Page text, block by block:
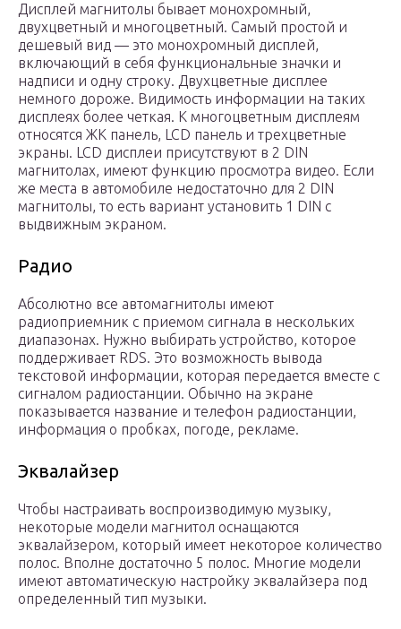
Дисплей магнитолы бывает монохромный,
двухцветный и многоцветный. Самый простой и
дешевый вид — это монохромный дисплей,
включающий в себя функциональные значки и
надписи и одну строку. Двухцветные дисплее
немного дороже. Видимость информации на таких
дисплеях более четкая. К многоцветным дисплеям
относятся ЖК панель, LCD панель и трехцветные
экраны. LCD дисплеи присутствуют в 2 DIN
магнитолах, имеют функцию просмотра видео. Если
же места в автомобиле недостаточно для 2 DIN
магнитолы, то есть вариант установить 1 DIN с
выдвижным экраном.
Радио
Абсолютно все автомагнитолы имеют
радиоприемник с приемом сигнала в нескольких
диапазонах. Нужно выбирать устройство, которое
поддерживает RDS. Это возможность вывода
текстовой информации, которая передается вместе с
сигналом радиостанции. Обычно на экране
показывается название и телефон радиостанции,
информация о пробках, погоде, рекламе.
Эквалайзер
Чтобы настраивать воспроизводимую музыку,
некоторые модели магнитол оснащаются
эквалайзером, который имеет некоторое количество
полос. Вполне достаточно 5 полос. Многие модели
имеют автоматическую настройку эквалайзера под
определенный тип музыки.